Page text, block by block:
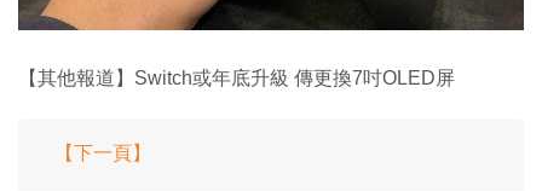
【其他報道】Switch或年底升級 傳更換7吋OLED屏
【下一頁】